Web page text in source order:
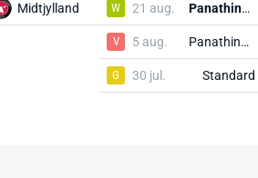
Midtjylland W 21 aug. Panathinaikos
V 5 aug. Panathinaikos
G 30 jul. Standard